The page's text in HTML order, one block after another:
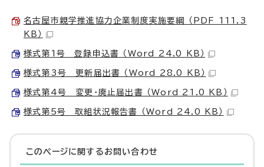
名古屋市親学推進協力企業制度実施要綱 （PDF 111.3
KB）
様式第1号 登録申込書 （Word 24.0 KB）
様式第3号 更新届出書 （Word 28.0 KB）
様式第4号 変更・廃止届出書 （Word 21.0 KB）
様式第5号 取組状況報告書 （Word 24.0 KB）
このページに関する お問い合わせ